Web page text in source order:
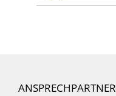
ANSPRECHPARTNER